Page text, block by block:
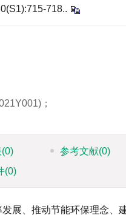
718..
；
(0) 参考文献(0)
(0)
展、推动节能环保理念、